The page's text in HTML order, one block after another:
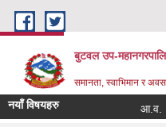
Skip to main content
बुटवल उप-
समानता, स्वाभिमान र
नयाँ विषयहरु आ.व.